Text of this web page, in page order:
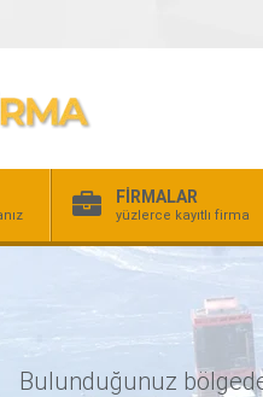
FİRMALAR
yüzlerce kayıtlı firma
Bulunduğunuz